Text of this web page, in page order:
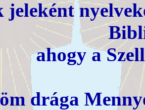
jeleként
ahogy a
drága